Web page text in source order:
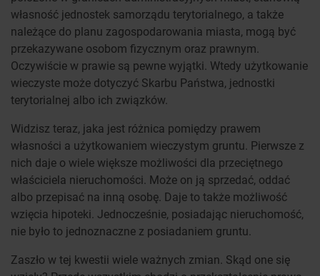
własność jednostek samorządu terytorialnego, a także
należące do planu zagospodarowania miasta, mogą być
przekazywane osobom fizycznym oraz prawnym.
Oczywiście w prawie są pewne wyjątki. Wtedy użytkowanie
wieczyste może dotyczyć Skarbu Państwa, jednostki
terytorialnej albo ich związków.
Widzisz teraz, jaka jest różnica pomiędzy prawem
własności a użytkowaniem wieczystym gruntu. Pierwsze z
nich daje o wiele większe możliwości dla przeciętnego
właściciela nieruchomości. Może on ją sprzedać, oddać
albo przepisać na inną osobę. Daje to także możliwość
wzięcia hipoteki. Jednocześnie, posiadając nieruchomość,
nie było to jednoznaczne z posiadaniem gruntu.
Zaszło w tej kwestii wiele ważnych zmian. Skąd one się